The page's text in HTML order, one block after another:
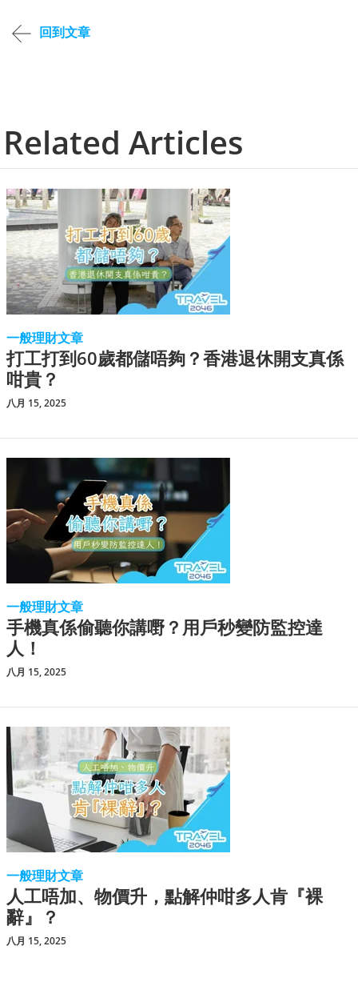
回到文章
Related Articles
一般理財文章
打工打到60歲都儲唔夠？香港退休開支真係
咁貴？
八月 15, 2025
一般理財文章
手機真係偷聽你講嘢？用戶秒變防監控達
人！
八月 15, 2025
一般理財文章
人工唔加、物價升，點解仲咁多人肯『裸
辭』？
八月 15, 2025